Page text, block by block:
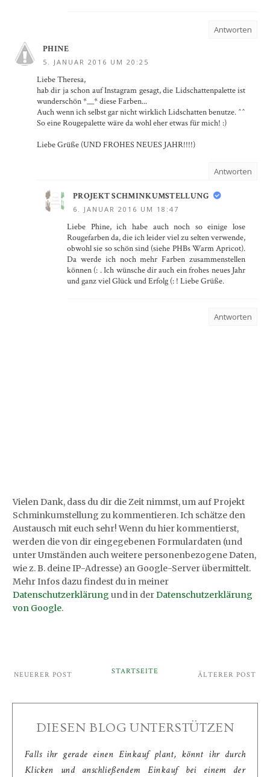
Antworten
PHINE
5. JANUAR 2016 UM 20:25
Liebe Theresa,
hab dir ja schon auf Instagram gesagt, die Lidschattenpalette ist
wunderschön *__* diese Farben...
Auch wenn ich selbst gar nicht wirklich Lidschatten benutze. ^^
So eine Rougepalette wäre da wohl eher etwas für mich! :)
Liebe Grüße (UND FROHES NEUES JAHR!!!!)
Antworten
PROJEKT SCHMINKUMSTELLUNG
6. JANUAR 2016 UM 18:47
Liebe Phine, ich habe auch noch so einige lose
Rougefarben da, die ich leider viel zu selten verwende,
obwohl sie so schön sind (siehe PHBs Warm Apricot).
Da werde ich noch mehr Farben zusammenstellen
können (: . Ich wünsche dir auch ein frohes neues Jahr
und ganz viel Glück und Erfolg (: ! Liebe Grüße.
Antworten
Vielen Dank, dass du dir die Zeit nimmst, um auf Projekt
Schminkumstellung zu kommentieren. Ich schätze den
Austausch mit euch sehr! Wenn du hier kommentierst,
werden die von dir eingegebenen Formulardaten (und
unter Umständen auch weitere personenbezogene Daten,
wie z. B. deine IP-Adresse) an Google-Server übermittelt.
Mehr Infos dazu findest du in meiner
Datenschutzerklärung und in derDatenschutzerklärung
von Google.
NEUERER POST ÄLTERER POST
STARTSEITE
DIESEN BLOG UNTERSTÜTZEN
Falls ihr gerade einen Einkauf plant, könnt ihr durch
Klicken und anschließendem Einkauf bei einem der